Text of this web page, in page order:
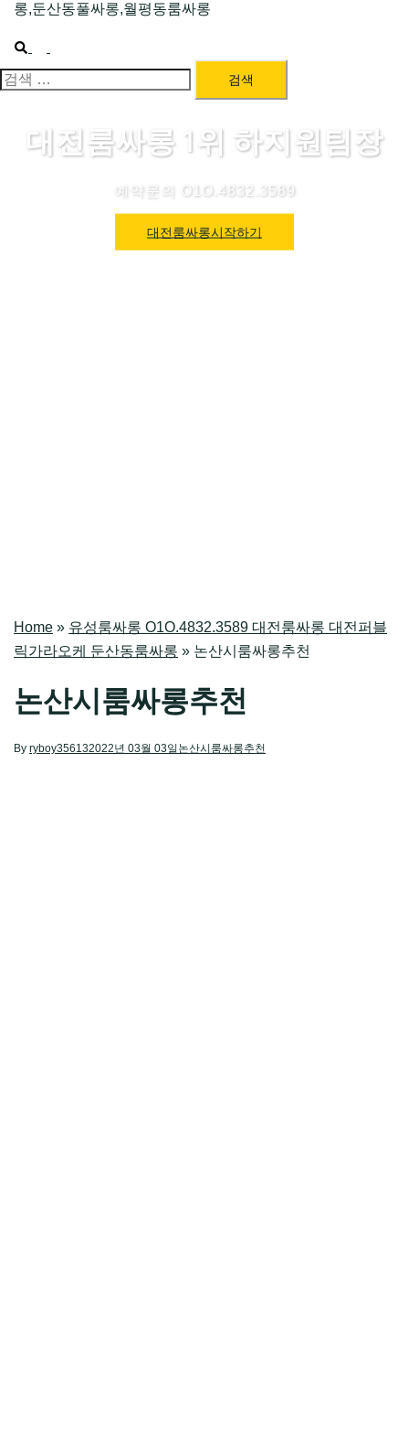
롱,둔산동풀싸롱,월평동룸싸롱
Search
menu
검
대전룸싸롱 1위 하지원팀장
예약문의 O1O.4832.3589
대전룸싸롱시작하기
Home » 유성룸싸롱 O1O.4832.3589 대전룸싸롱 대전퍼블
릭가라오케 둔산동룸싸롱 » 논산시룸싸롱추천
논산시룸싸롱추천
By ryboy356132022년 03월 03일 논산시룸싸롱추천